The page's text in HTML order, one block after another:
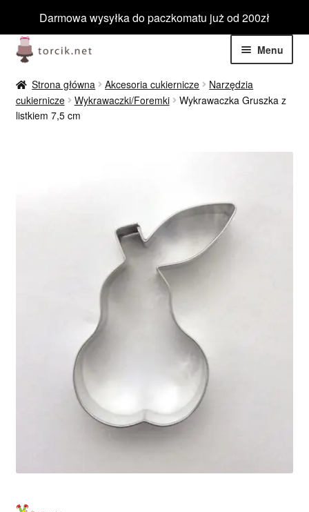
Darmowa wysyłka do paczkomatu już od 200zł
Przejdź
do
nawigacji
Przejdź
do
treści
Menu
Jadalne
menu
Niejadalne
Rozwiń
Ozdoby na tort weselny
Strona główna Akcesoria cukiernicze
Narzędzia
cukiernicze
Wykrawaczki/Foremki
Wykrawaczka Gruszka z
listkiem 7,5 cm